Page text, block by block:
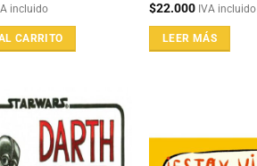
incluido
CARRITO
$22.000 IVA incluido
LEER MÁS